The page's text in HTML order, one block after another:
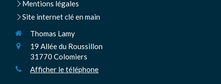
Mentions légales
Site internet clé en main
Thomas Lamy
19 Allée du Roussillon
31770 Colomiers
Afficher le téléphone